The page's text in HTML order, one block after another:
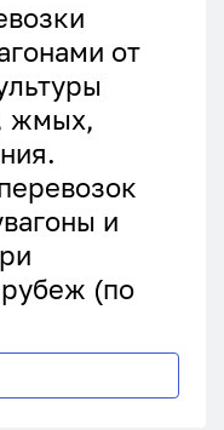
от
жмых,
и
рубеж (по